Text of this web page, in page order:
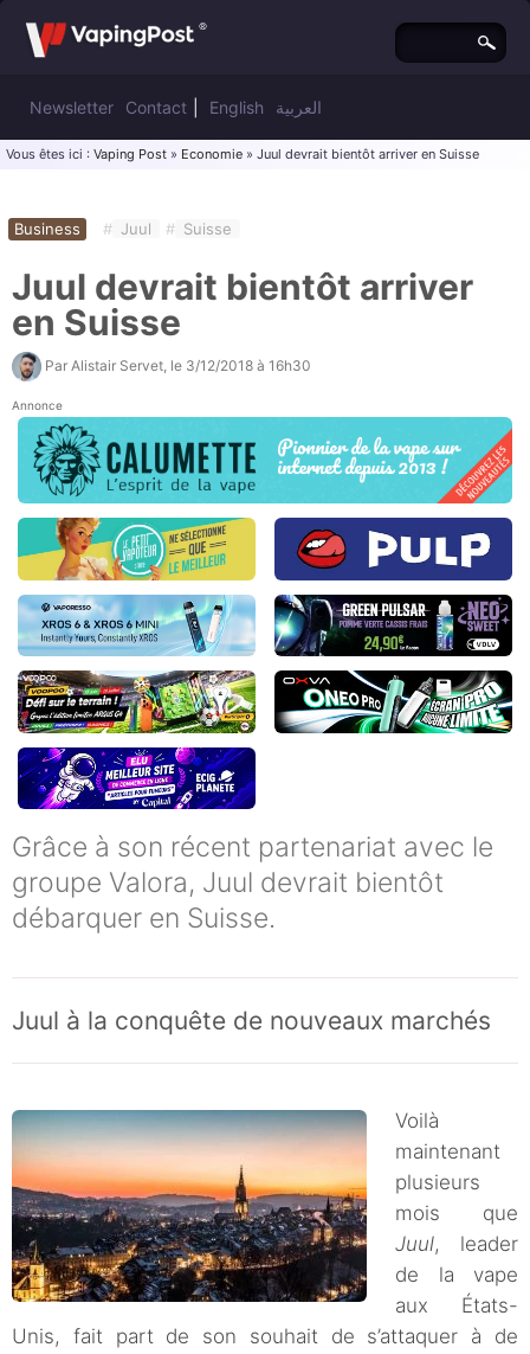
Newsletter Contact English العربية
Vous êtes ici : Vaping Post » Economie » Juul devrait bientôt arriver en Suisse
Business # Juul # Suisse
Juul devrait bientôt arriver
en Suisse
Par Alistair Servet , le 3/12/2018 à 16h30
Annonce
Grâce à son récent partenariat avec le
groupe Valora, Juul devrait bientôt
débarquer en Suisse.
Juul à la conquête de nouveaux marchés
Voilà
maintenant
plusieurs
mois que
Juul, leader
de la vape
aux États-
Unis, fait part de son souhait de s’attaquer à de